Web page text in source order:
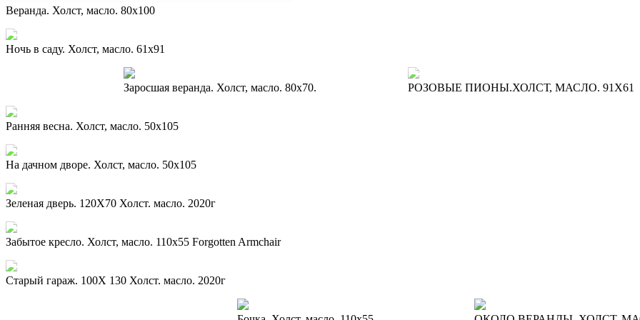
Веранда. Холст, масло. 80х100
Ночь в саду. Холст, масло. 61х91
Заросшая веранда. Холст, масло. 80х70. РОЗОВЫЕ ПИОНЫ.ХОЛСТ, МАСЛО. 91Х61
Ранняя весна. Холст, масло. 50х105
На дачном дворе. Холст, масло. 50х105
Зеленая дверь. 120Х70 Холст. масло. 2020г
Забытое кресло. Холст, масло. 110х55 Forgotten Armchair
Старый гараж. 100Х 130 Холст. масло. 2020г